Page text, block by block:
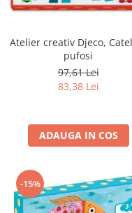
Atelier creativ Djeco,
pufosi
97,61 Lei
83,38 Lei
ADAUGA IN COS
-15%